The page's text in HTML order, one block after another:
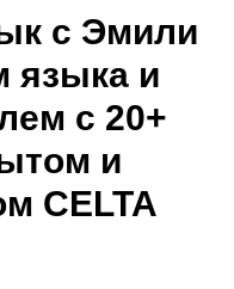
с Эмили
языка и
с 20+
и
CELTA